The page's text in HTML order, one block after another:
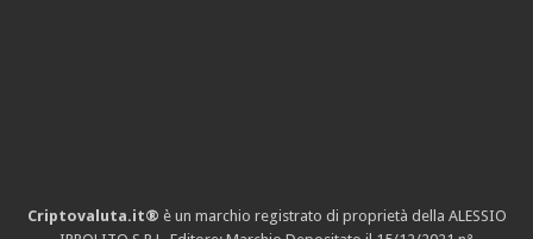
Criptovaluta.it® è un marchio registrato di proprietà della ALESSIO